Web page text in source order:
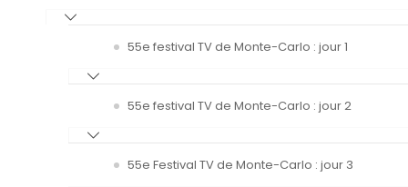
55e festival TV de Monte-Carlo : jour 1
55e festival TV de Monte-Carlo : jour 2
55e Festival TV de Monte-Carlo : jour 3